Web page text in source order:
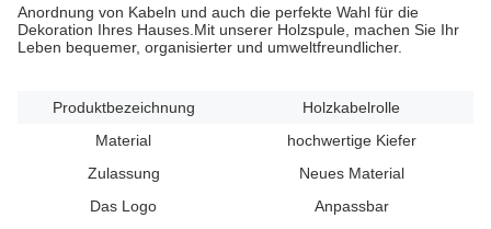
Anordnung von Kabeln und auch die perfekte Wahl für die
Dekoration Ihres Hauses.Mit unserer Holzspule, machen Sie Ihr
Leben bequemer, organisierter und umweltfreundlicher.
Produktbezeichnung
Holzkabelrolle
Material
hochwertige Kiefer
Zulassung
Neues Material
Das Logo
Anpassbar